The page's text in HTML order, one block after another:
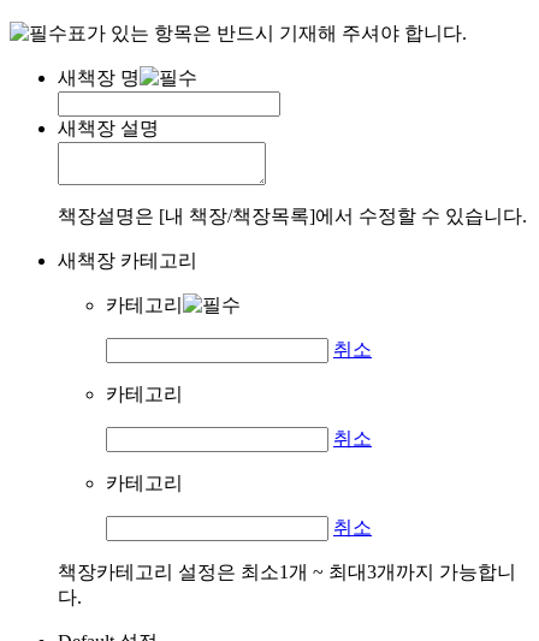
표가 있는 항목은 반드시 기재해 주셔야 합니다.
새책장 명
새책장 설명
책장설명은 [내 책장/책장목록]에서 수정할 수 있습니다.
새책장 카테고리
카테고리
취소
카테고리
취소
카테고리
취소
책장카테고리 설정은 최소1개 ~ 최대3개까지 가능합니
다.